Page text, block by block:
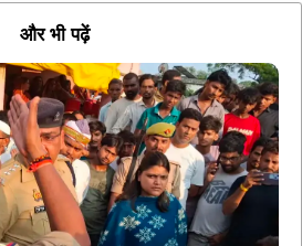
और भी पढ़ें